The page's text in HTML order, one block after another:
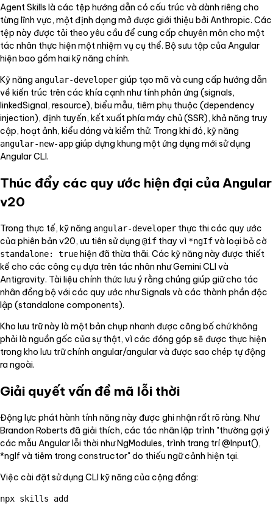
Agent Skills là các tệp hướng dẫn có cấu trúc và dành riêng cho
từng lĩnh vực, một định dạng mở được giới thiệu bởi Anthropic. Các
tệp này được tải theo yêu cầu để cung cấp chuyên môn cho một
tác nhân thực hiện một nhiệm vụ cụ thể. Bộ sưu tập của Angular
hiện bao gồm hai kỹ năng chính.
Kỹ năng angular-developergiúp tạo mã và cung cấp hướng dẫn
về kiến trúc trên các khía cạnh như tính phản ứng (signals,
linkedSignal, resource), biểu mẫu, tiêm phụ thuộc (dependency
injection), định tuyến, kết xuất phía máy chủ (SSR), khả năng truy
cập, hoạt ảnh, kiểu dáng và kiểm thử. Trong khi đó, kỹ năng
angular-new-appgiúp dựng khung một ứng dụng mới sử dụng
Angular CLI.
Thúc đẩy các quy ước hiện đại của Angular
v20
Trong thực tế, kỹ năng angular-developer thực thi các quy ước
của phiên bản v20, ưu tiên sử dụng @if thay vì *ngIfvà loại bỏ cờ
standalone: truehiện đã thừa thãi. Các kỹ năng này được thiết
kế cho các công cụ dựa trên tác nhân như Gemini CLI và
Antigravity. Tài liệu chính thức lưu ý rằng chúng giúp giữ cho tác
nhân đồng bộ với các quy ước như Signals và các thành phần độc
lập (standalone components).
Kho lưu trữ này là một bản chụp nhanh được công bố chứ không
phải là nguồn gốc của sự thật, vì các đóng góp sẽ được thực hiện
trong kho lưu trữ chính angular/angular và được sao chép tự động
ra ngoài.
Giải quyết vấn đề mã lỗi thời
Động lực phát hành tính năng này được ghi nhận rất rõ ràng. Như
Brandon Roberts đã giải thích, các tác nhân lập trình "thường gợi ý
các mẫu Angular lỗi thời như NgModules, trình trang trí @Input(),
*ngIf và tiêm trong constructor" do thiếu ngữ cảnh hiện tại.
Việc cài đặt sử dụng CLI kỹ năng của cộng đồng:
npx skills add